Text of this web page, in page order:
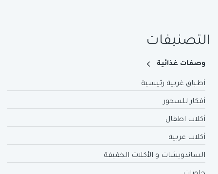
التصنيفات
وصفات غذائية
أطباق غربية رئيسية
أفكار للسحور
أكلات اطفال
أكلات عربية
الساندويشات و الأكلات الخفيفة